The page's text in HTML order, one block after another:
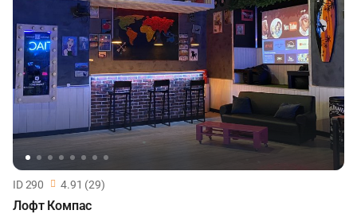
ID 290 4.91 (29)
Лофт Компас